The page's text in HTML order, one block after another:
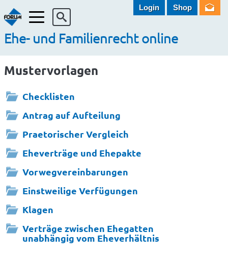
Menü
Ehe- und Familienrecht online
Login Shop
Mustervorlagen
Checklisten
Antrag auf Aufteilung
Praetorischer Vergleich
Eheverträge und Ehepakte
Vorwegvereinbarungen
Einstweilige Verfügungen
Klagen
Verträge zwischen Ehegatten
unabhängig vom Eheverhältnis